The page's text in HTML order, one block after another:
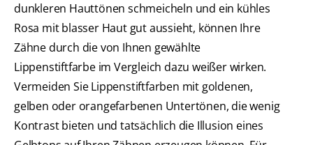
dunkleren Hauttönen schmeicheln und ein kühles
Rosa mit blasser Haut gut aussieht, können Ihre
Zähne durch die von Ihnen gewählte
Lippenstiftfarbe im Vergleich dazu weißer wirken.
Vermeiden Sie Lippenstiftfarben mit goldenen,
gelben oder orangefarbenen Untertönen, die wenig
Kontrast bieten und tatsächlich die Illusion eines